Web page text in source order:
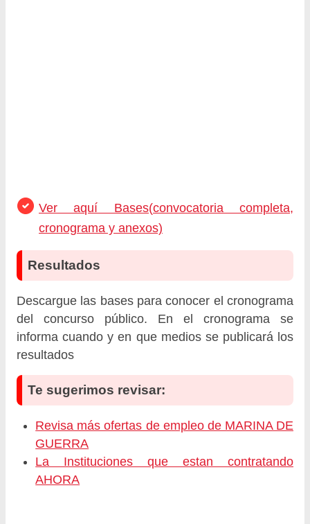
Ver aquí Bases(convocatoria completa,
cronograma y anexos)
Resultados
Descargue las bases para conocer el cronograma
del concurso público. En el cronograma se
informa cuando y en que medios se publicará los
resultados
Te sugerimos revisar:
Revisa más ofertas de empleo de MARINA DE
GUERRA
La Instituciones que estan contratando
AHORA